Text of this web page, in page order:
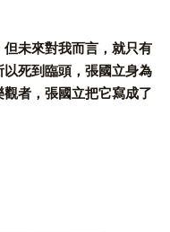
未來對我而言，就只有
死到臨頭，張國立身為
者，張國立把它寫成了